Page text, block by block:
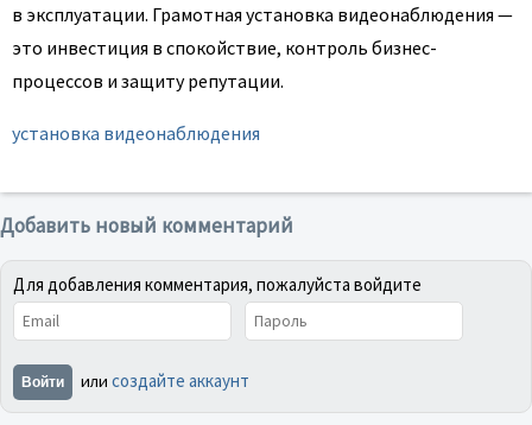
в эксплуатации. Грамотная установка видеонаблюдения —
это инвестиция в спокойствие, контроль бизнес-
процессов и защиту репутации.
установка видеонаблюдения
Добавить новый комментарий
Для добавления комментария, пожалуйста войдите
Войти или создайте аккаунт